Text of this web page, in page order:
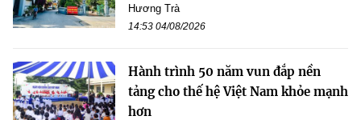
Hương Trà
14:53 04/08/2026
Hành trình 50 năm vun đắp nền
tảng cho thế hệ Việt Nam khỏe mạnh
hơn